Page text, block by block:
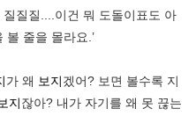
질질....이건 뭐 도돌이표도 아
볼 줄을 몰라요.’
가 왜 보지겠어? 보면 볼수록 지
지잖아? 내가 자기를 왜 못 끊는